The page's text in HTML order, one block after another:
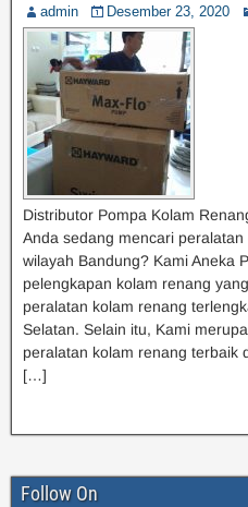
admin Desember 23, 2020
Distributor Pompa Kolam
Anda sedang mencari
wilayah Bandung? Kami Aneka
pelengkapan kolam renang
peralatan kolam renang
Selatan. Selain itu, Kami
peralatan kolam renang terbaik
[…]
Follow On